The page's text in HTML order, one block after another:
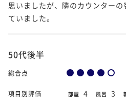
思いましたが、隣のカウンター
ていました。
50代後半
総合点
項目別評価 部屋 4 風呂 3